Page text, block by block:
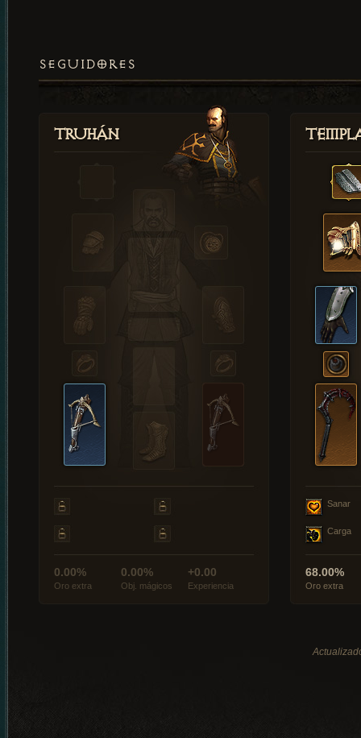
SEGUIDORES
Truhán
0.00%
Oro extra
0.00%
Obj. mágicos
+0.00
Experiencia
Sanar
Carga
68.00%
Oro extra